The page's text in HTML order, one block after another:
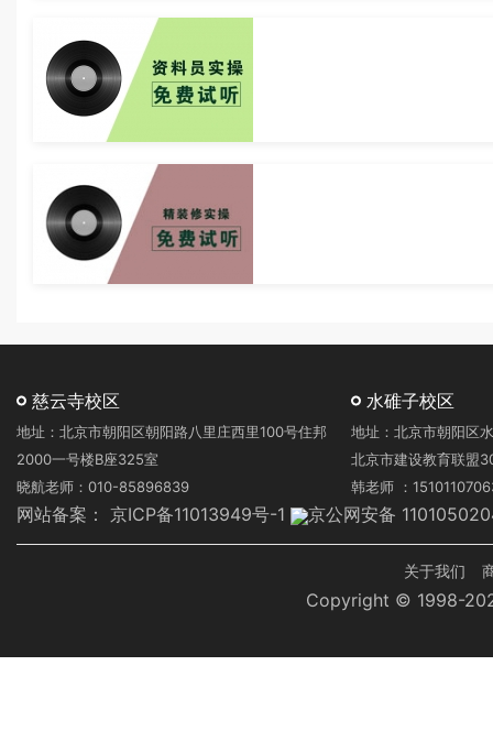
慈云寺校区
地址：北京市朝阳区朝阳路八里庄西里100号住邦
2000一号楼B座325室
晓航老师：010-85896839
水碓子校区
地址：北京市朝阳区
北京市建设教育联盟
韩老师 ：
网站备案： 京ICP备11013949号-1 京公网安备
关于我们
Copyright © 1998-